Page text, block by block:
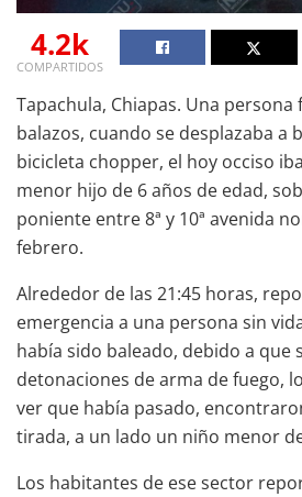
4.2k
COMPARTIDOS
Tapachula, Chiapas. Una persona
balazos, cuando se desplazaba a
bicicleta chopper, el hoy occiso
menor hijo de 6 años de edad,
poniente entre 8ª y 10ª avenida
febrero.
Alrededor de las 21:45 horas,
emergencia a una persona sin
había sido baleado, debido a que
detonaciones de arma de fuego,
ver que había pasado,
tirada, a un lado un niño menor
Los habitantes de ese sector